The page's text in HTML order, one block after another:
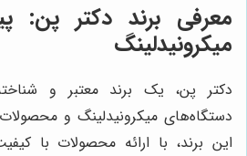
معرفی برند دکتر پن:
میکرونیدلینگ
دکتر پن، یک برند معتبر و
دستگاه‌های میکرونیدلینگ و
این برند، با ارائه محصولات با